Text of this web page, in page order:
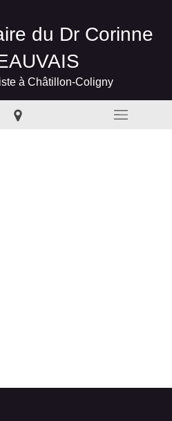
du Dr Corinne
à Châtillon-Coligny